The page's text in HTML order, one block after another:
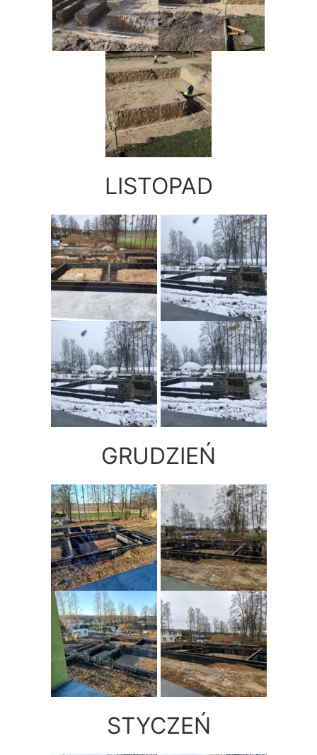
LISTOPAD
GRUDZIEŃ
STYCZEŃ